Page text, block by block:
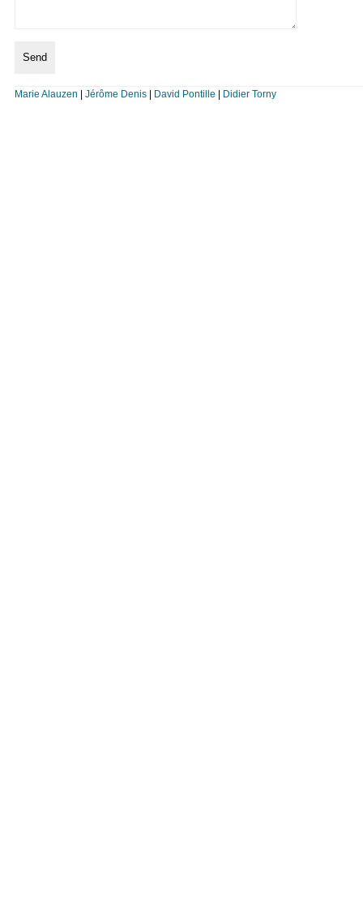
Marie Alauzen Jérôme Denis| David Pontille Didier Torny